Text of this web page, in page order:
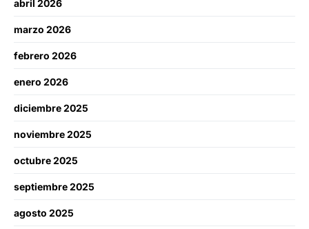
abril 2026
marzo 2026
febrero 2026
enero 2026
diciembre 2025
noviembre 2025
octubre 2025
septiembre 2025
agosto 2025